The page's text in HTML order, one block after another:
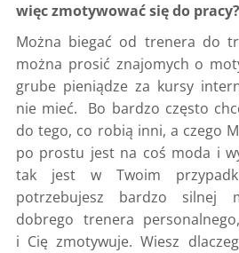
więc zmotywować się do pracy?
Można biegać od trenera do
można prosić znajomych o
grube pieniądze za kursy
nie mieć. Bo bardzo często
do tego, co robią inni, a czego
po prostu jest na coś moda i
tak jest w Twoim
potrzebujesz bardzo silnej
dobrego trenera
i Cię zmotywuje. Wiesz